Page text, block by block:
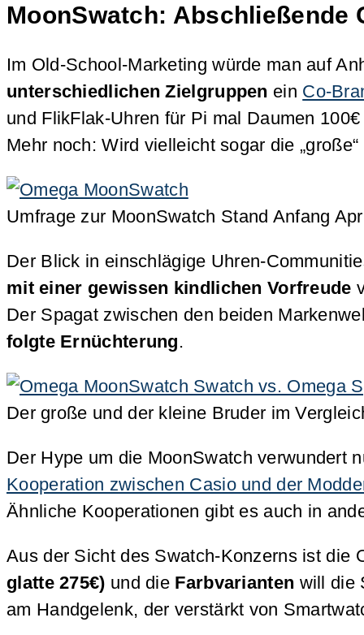
MoonSwatch: Abschließende
Im Old-School-Marketing würde man auf
unterschiedlichen Zielgruppen ein Co-
und FlikFlak-Uhren für Pi mal Daumen
Mehr noch: Wird vielleicht sogar die
Umfrage zur MoonSwatch Stand Anfang
Der Blick in einschlägige Uhren-
mit einer gewissen kindlichen Vorfreude
Der Spagat zwischen den beiden
folgte Ernüchterung.
Der große und der kleine Bruder im
Der Hype um die MoonSwatch verwundert
Kooperation zwischen Casio und der
Ähnliche Kooperationen gibt es auch in
Aus der Sicht des Swatch-Konzerns ist die
glatte 275€) und die Farbvarianten will die
am Handgelenk, der verstärkt von